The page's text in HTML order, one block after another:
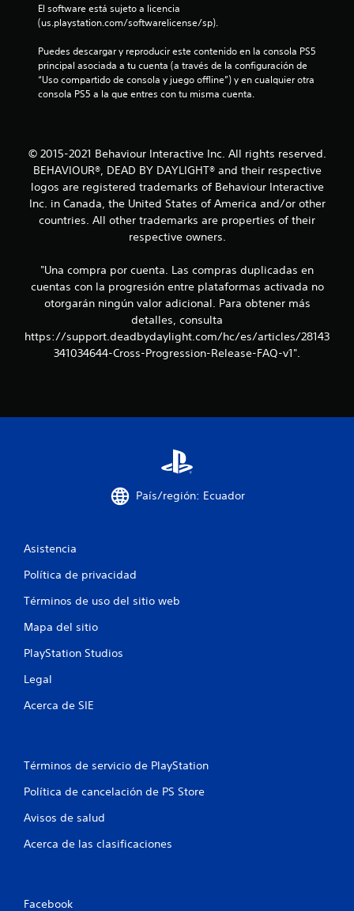
l
l
e
n
u
t
o
t
a
d
El software está sujeto a licencia
(us.playstation.com/softwarelicense/sp).
Puedes descargar y reproducir este contenido en la consola PS5
principal asociada a tu cuenta (a través de la configuración de
“Uso compartido de consola y juego offline”) y en cualquier otra
consola PS5 a la que entres con tu misma cuenta.
© 2015-2021 Behaviour Interactive Inc. All rights reserved.
BEHAVIOUR®, DEAD BY DAYLIGHT® and their respective
logos are registered trademarks of Behaviour Interactive
Inc. in Canada, the United States of America and/or other
countries. All other trademarks are properties of their
respective owners.
"Una compra por cuenta. Las compras duplicadas en
cuentas con la progresión entre plataformas activada no
otorgarán ningún valor adicional. Para obtener más
detalles, consulta
https://support.deadbydaylight.com/hc/es/articles/28143
341034644-Cross-Progression-Release-FAQ-v1".
País/región: Ecuador
Asistencia
Política de privacidad
Términos de uso del sitio web
Mapa del sitio
PlayStation Studios
Legal
Acerca de SIE
Términos de servicio de PlayStation
Política de cancelación de PS Store
Avisos de salud
Acerca de las clasificaciones
Facebook